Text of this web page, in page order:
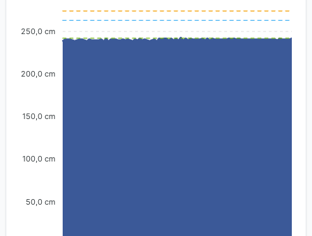
250,0 cm
200,0 cm
150,0 cm
100,0 cm
50,0 cm